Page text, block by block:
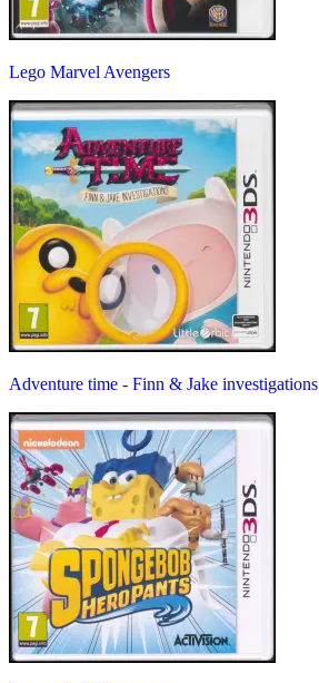
Lego Marvel Avengers
Adventure time - Finn & Jake investigations